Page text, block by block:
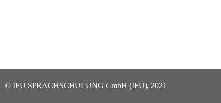
© IFU SPRACHSCHULUNG GmbH (IFU), 2021